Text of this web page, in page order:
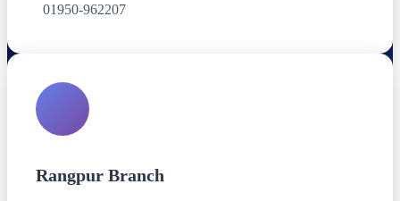
01950-962207
Rangpur Branch